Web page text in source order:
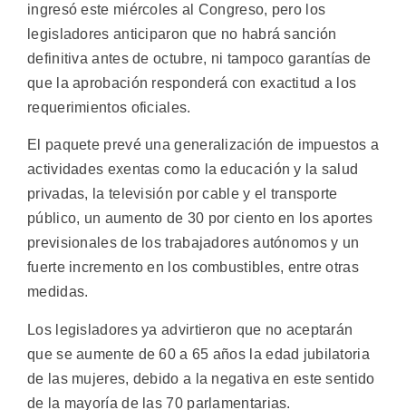
ingresó este miércoles al Congreso, pero los
legisladores anticiparon que no habrá sanción
definitiva antes de octubre, ni tampoco garantías de
que la aprobación responderá con exactitud a los
requerimientos oficiales.
El paquete prevé una generalización de impuestos a
actividades exentas como la educación y la salud
privadas, la televisión por cable y el transporte
público, un aumento de 30 por ciento en los aportes
previsionales de los trabajadores autónomos y un
fuerte incremento en los combustibles, entre otras
medidas.
Los legisladores ya advirtieron que no aceptarán
que se aumente de 60 a 65 años la edad jubilatoria
de las mujeres, debido a la negativa en este sentido
de la mayoría de las 70 parlamentarias.